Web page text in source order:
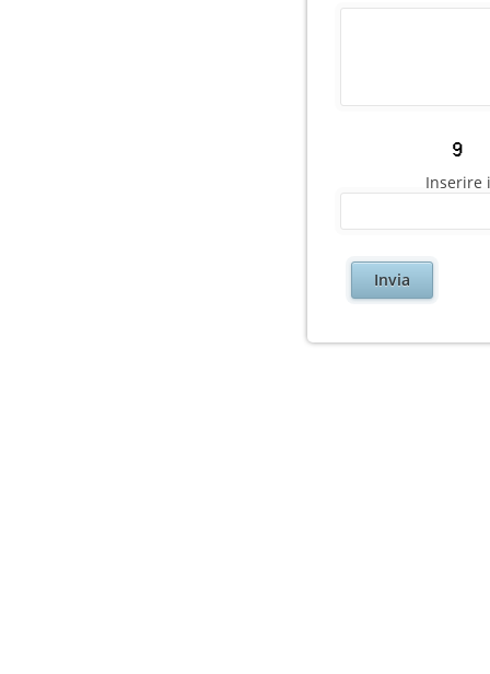
Inserire
Invia